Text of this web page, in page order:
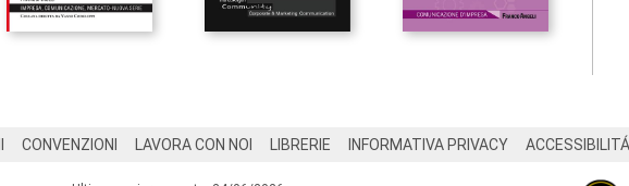
CONVENZIONI LAVORA CON NOI LIBRERIE INFORMATIVA PRIVACY ACCESSIBILITÁ